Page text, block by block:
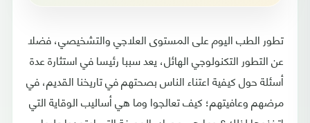
تطور الطب اليوم على المستوى العلاجي والتشخيصي، فضلا
عن التطور التكنولوجي الهائل، يعد سببا رئيسا في استثارة عدة
أسئلة حول كيفية اعتناء الناس بصحتهم في تاريخنا القديم، في
مرضهم وعافيتهم؛ كيف تعالجوا وما هي أساليب الوقاية التي